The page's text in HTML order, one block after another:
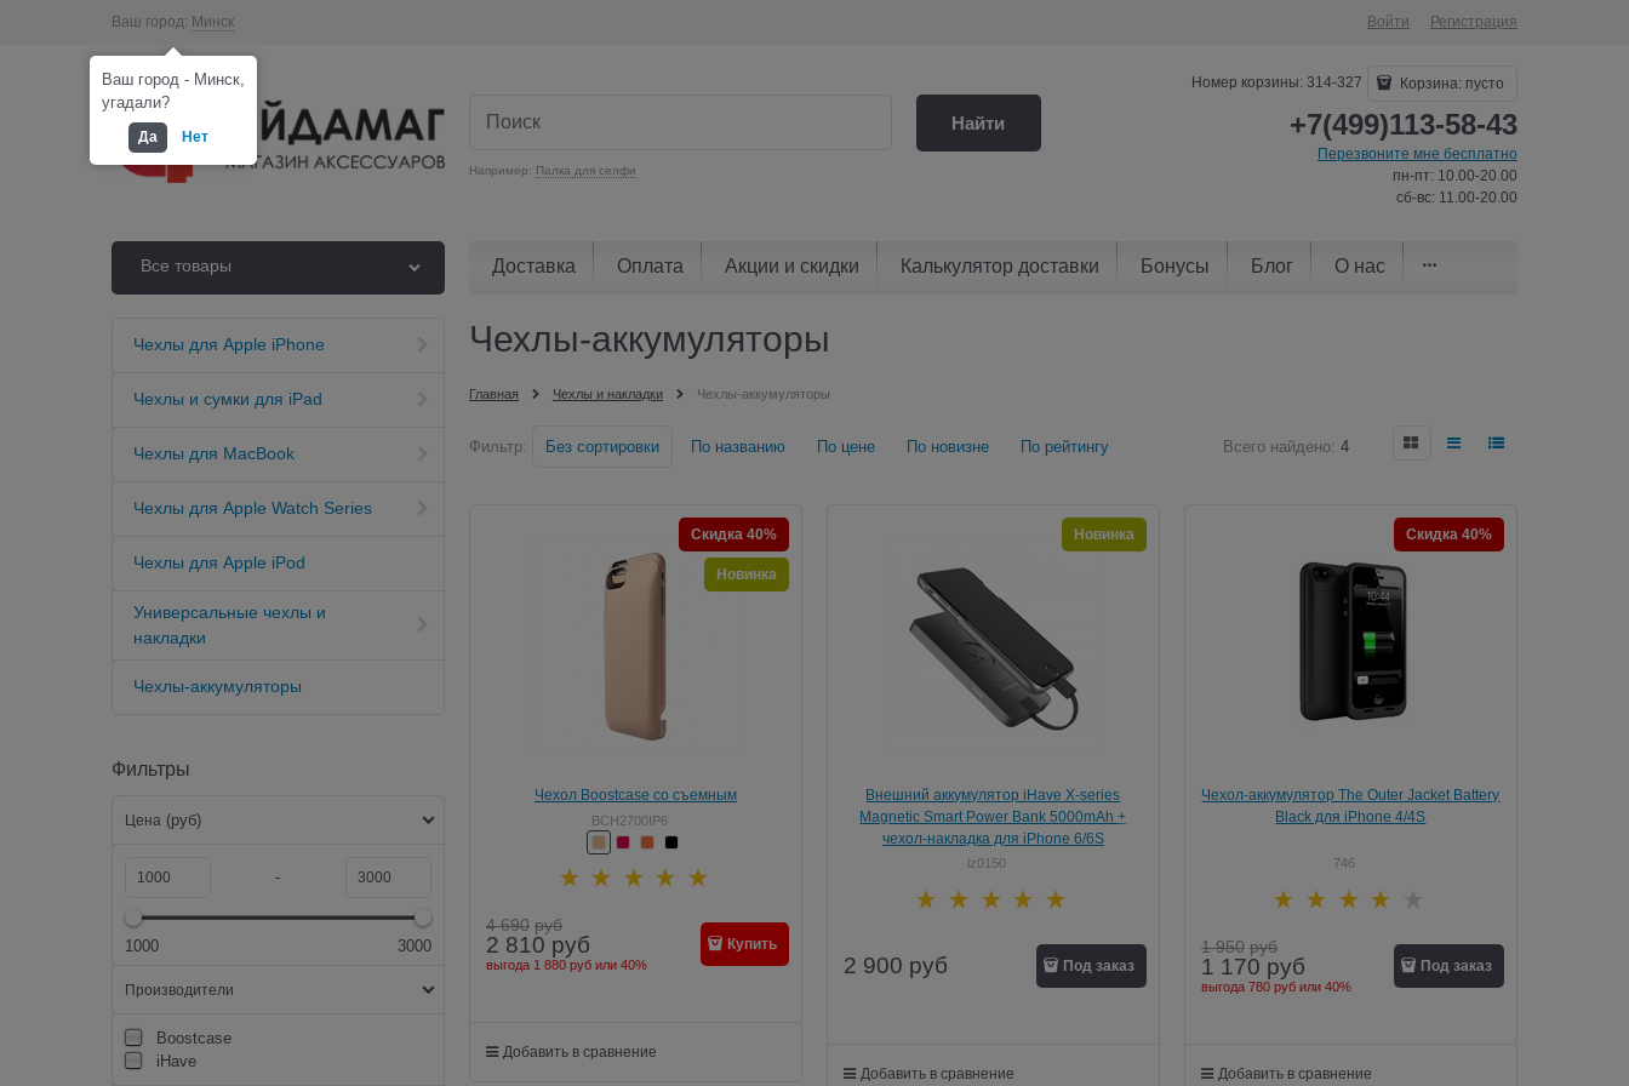
Ваш город: Минск Войти Регистрация
Например: Палка для селфи
Найти
Номер корзины: 314-327 Корзина: пусто
+7(499)113-58-43
Перезвоните мне бесплатно
пн-пт: 10.00-20.00
сб-вс: 11.00-20.00
Все товары Доставка Оплата Акции и скидки Калькулятор доставки Бонусы Блог О нас
Чехлы для Apple iPhone
Чехлы и сумки для iPad
Чехлы для MacBook
Чехлы для Apple Watch Series
Чехлы для Apple iPod
Универсальные чехлы и
накладки
Чехлы-аккумуляторы
Фильтры
Цена (руб)
-
1000 3000
Производители
Boostcase
iHave
Чехлы-аккумуляторы
Главная Чехлы и накладки Чехлы-аккумуляторы
Фильтр: Без сортировки По названию По цене По новизне По рейтингу Всего найдено: 4
Чехол Boostcase со съемным
аккумулятором для iPhone 6/6S, 2700 mAh
BCH2700IP6
Скидка 40%
Новинка
4 690 руб
2 810 руб
выгода 1 880 руб или 40%
Купить
Добавить в сравнение
Внешний аккумулятор iHave X-series
Magnetic Smart Power Bank 5000mAh +
чехол-накладка для iPhone 6/6S
iz0150
Новинка
2 900 руб Под заказ
Добавить в сравнение
Чехол-аккумулятор The Outer Jacket Battery
Black для iPhone 4/4S
746
Скидка 40%
1 950 руб
1 170 руб
выгода 780 рубили 40%
Под заказ
Добавить в сравнение
Ваш город - Минск,
угадали?
Да Нет